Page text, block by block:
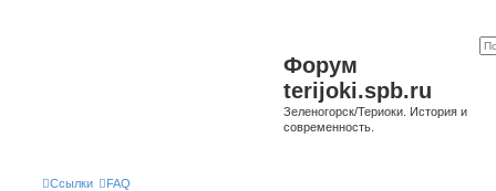
Форум
terijoki.spb.ru
Зеленогорск/Териоки. История и
современность.
Ссылки FAQ